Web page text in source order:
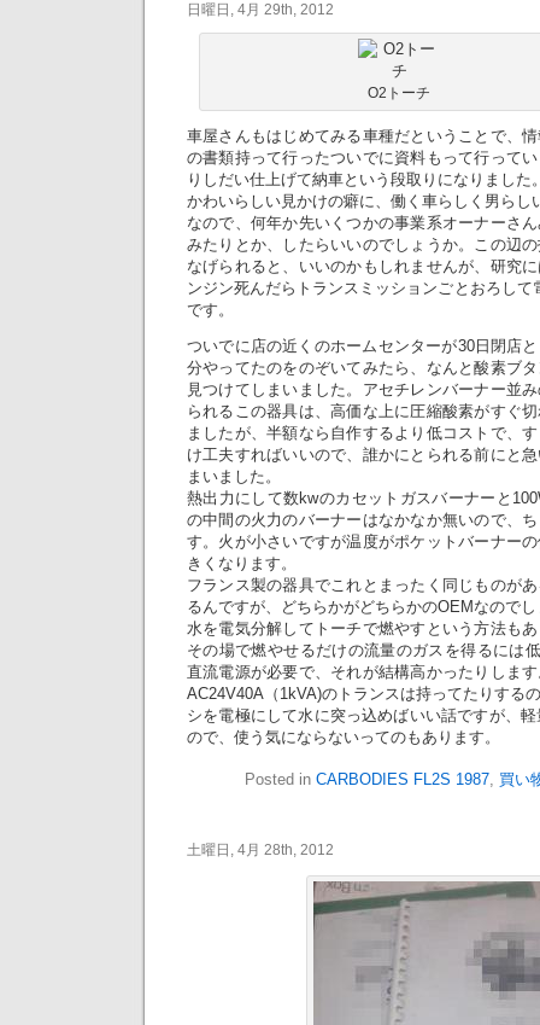
日曜日, 4月 29th, 2012
O2トーチ
車屋さんもはじめてみる車種だということで、
の書類持って行ったついでに資料もって行って
りしだい仕上げて納車という段取りになりました
かわいらしい見かけの癖に、働く車らしく男らし
なので、何年か先いくつかの事業系オーナーさ
みたりとか、したらいいのでしょうか。この辺
なげられると、いいのかもしれませんが、研究
ンジン死んだらトランスミッションごとおろして
です。
ついでに店の近くのホームセンターが30日閉店
分やってたのをのぞいてみたら、なんと酸素ブ
見つけてしまいました。アセチレンバーナー並
られるこの器具は、高価な上に圧縮酸素がすぐ
ましたが、半額なら自作するより低コストで、
け工夫すればいいので、誰かにとられる前にと
まいました。
熱出力にして数kwのカセットガスバーナーと
の中間の火力のバーナーはなかなか無いので、
す。火が小さいですが温度がポケットバーナー
きくなります。
フランス製の器具でこれとまったく同じものが
るんですが、どちらかがどちらかのOEMなので
水を電気分解してトーチで燃やすという方法も
その場で燃やせるだけの流量のガスを得るには
直流電源が必要で、それが結構高かったりしま
AC24V40A（1kVA)のトランスは持ってたりする
シを電極にして水に突っ込めばいい話ですが、
ので、使う気にならないってのもあります。
Posted in CARBODIES FL2S 1987, 買い
土曜日, 4月 28th, 2012